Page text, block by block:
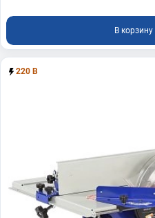
В корзину
220 В